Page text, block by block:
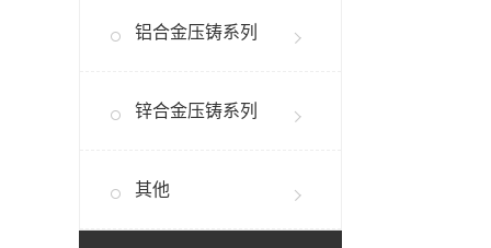
铝合金压铸系列
锌合金压铸系列
其他